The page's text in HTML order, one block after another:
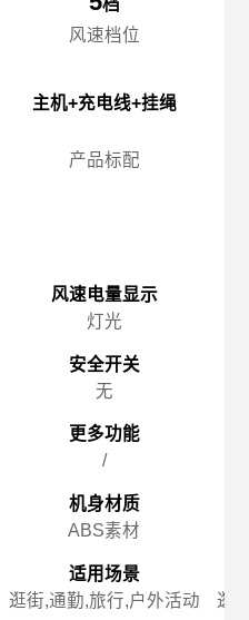
档
风速档位
主机+充电线+挂绳
产品标配
风速电量显示
灯光
安全开关
无
更多功能
/
机身材质
ABS素材
适用场景
逛街,通勤,旅行,户外活动
逛